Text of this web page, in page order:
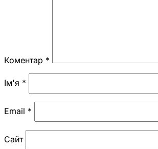
Коментар *
Ім'я *
Email *
Сайт